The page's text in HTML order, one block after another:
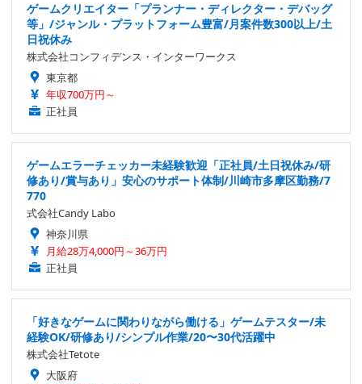
ゲームクリエイター「プランナー・ディレクター・デバッグ
等」/ジャンル・プラットフォーム豊富/月案件数300以上/土
日祝休み
株式会社コンフィデンス・インターワークス
東京都
年収700万円～
正社員
ゲームエラーチェッカー未経験歓迎「正社員/土日祝休み/研
修あり/賞与あり」安心のサポート体制/川崎市多摩区勤務/7
770
式会社Candy Labo
神奈川県
月給28万4,000円～36万円
正社員
「好きなゲームに関わりながら働ける」ゲームテスター/未
経験OK/研修あり/シンプル作業/20〜30代活躍中
株式会社Tetote
大阪府